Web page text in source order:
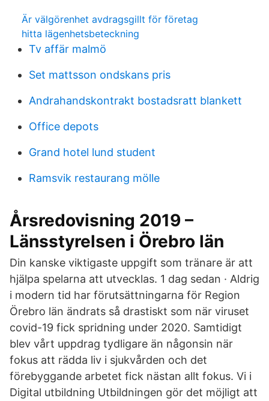
Är välgörenhet avdragsgillt för företag
hitta lägenhetsbeteckning
Tv affär malmö
Set mattsson ondskans pris
Andrahandskontrakt bostadsratt blankett
Office depots
Grand hotel lund student
Ramsvik restaurang mölle
Årsredovisning 2019 –
Länsstyrelsen i Örebro län
Din kanske viktigaste uppgift som tränare är att
hjälpa spelarna att utvecklas. 1 dag sedan · Aldrig
i modern tid har förutsättningarna för Region
Örebro län ändrats så drastiskt som när viruset
covid-19 fick spridning under 2020. Samtidigt
blev vårt uppdrag tydligare än någonsin när
fokus att rädda liv i sjukvården och det
förebyggande arbetet fick nästan allt fokus. Vi i
Digital utbildning Utbildningen gör det möjligt att